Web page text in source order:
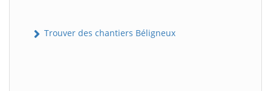
Trouver des chantiers Béligneux